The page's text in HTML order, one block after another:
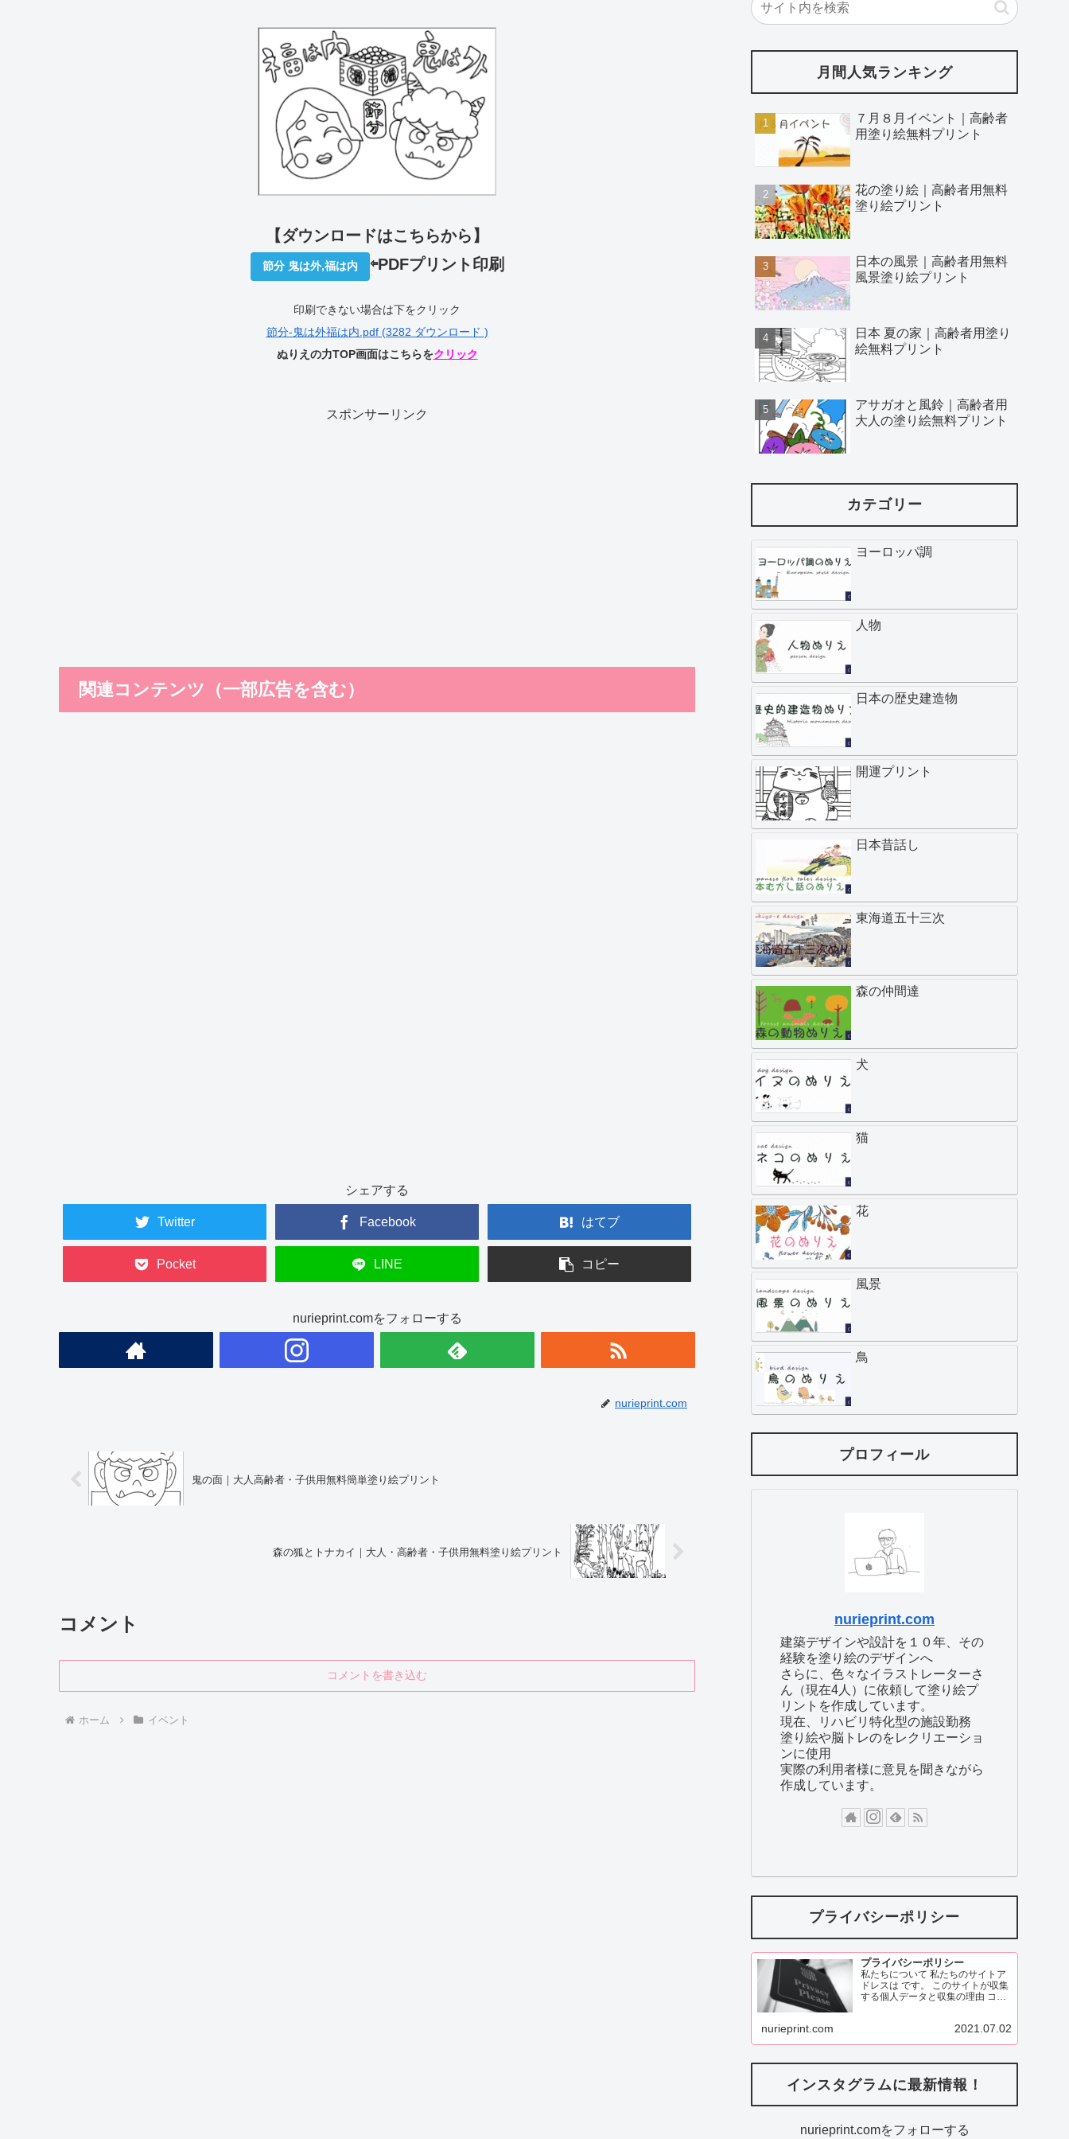
【ダウンロードはこちらから】
節分 鬼は外,福は内 ⇦PDFプリント印刷
印刷できない場合は下をクリック
節分-鬼は外福は内.pdf (3282 ダウンロード )
ぬりえの力TOP画面はこちらをクリック
スポンサーリンク
関連コンテンツ（一部広告を含む）
シェアする
Twitter Facebook はてブ
Pocket LINE コピー
nurieprint.comをフォローする
nurieprint.com
鬼の面｜大人高齢者・子供用無料簡単塗り絵プリント
森の狐とトナカイ｜大人・高齢者・子供用無料塗り絵プリント
コメント
コメントを書き込む
ホーム イベント
月間人気ランキング
７月８月イベント｜高齢者
用塗り絵無料プリント
花の塗り絵｜高齢者用無料
塗り絵プリント
日本の風景｜高齢者用無料
風景塗り絵プリント
日本 夏の家｜高齢者用塗り
絵無料プリント
アサガオと風鈴｜高齢者用
大人の塗り絵無料プリント
カテゴリー
ヨーロッパ調
人物
日本の歴史建造物
開運プリント
日本昔話し
東海道五十三次
森の仲間達
犬
猫
花
風景
鳥
プロフィール
nurieprint.com
建築デザインや設計を１０年、その
経験を塗り絵のデザインへ
さらに、色々なイラストレーターさ
ん（現在4人）に依頼して塗り絵プ
リントを作成しています。
現在、リハビリ特化型の施設勤務
塗り絵や脳トレのをレクリエーショ
ンに使用
実際の利用者様に意見を聞きながら
作成しています。
プライバシーポリシー
プライバシーポリシー
私たちについて 私たちのサイトア
ドレスは です。 このサイトが収集
する個人データと収集の理由 コメ
表示されているデータ、
nurieprint.com 2021.07.02
インスタグラムに最新情報！
nurieprint.comをフォローする